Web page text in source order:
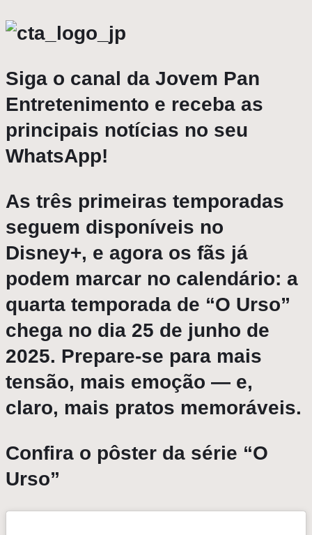
Siga o canal da Jovem Pan
Entretenimento e receba as
principais notícias no seu
WhatsApp!
As três primeiras temporadas
seguem disponíveis no
Disney+, e agora os fãs já
podem marcar no calendário: a
quarta temporada de “O Urso”
chega no dia 25 de junho de
2025. Prepare-se para mais
tensão, mais emoção — e,
claro, mais pratos memoráveis.
Confira o pôster da série “O
Urso”